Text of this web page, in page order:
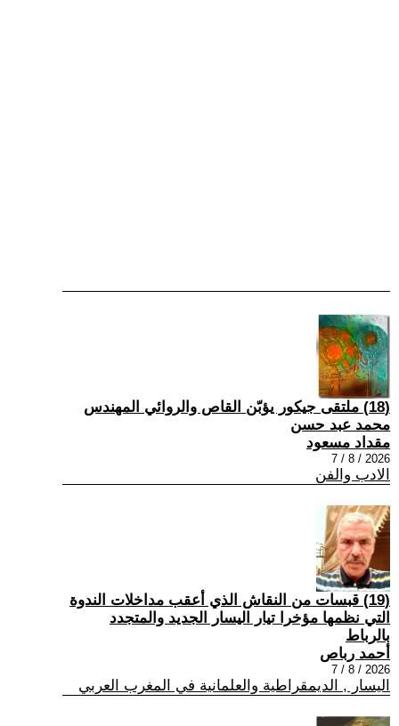
(18) ملتقى جيكور يؤبّن القاص والروائي المهندس
محمد عبد حسن
مقداد مسعود
2026 / 8 / 7
الادب والفن
(19) قبسات من النقاش الذي أعقب مداخلات الندوة
التي نظمها مؤخرا تيار اليسار الجديد والمتجدد
بالرباط
أحمد رباص
2026 / 8 / 7
اليسار , الديمقراطية والعلمانية في المغرب العربي